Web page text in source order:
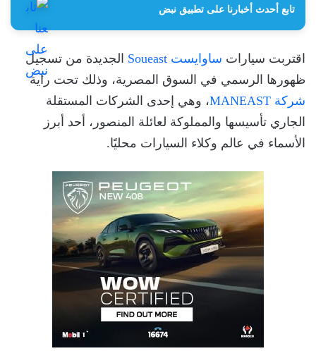
تابع أحدث أخبارنا على تطبيق نبض
اقتربت سيارات ساوايست Soueast
الجديدة من تسجيل
ظهورها الرسمي في السوق المصرية، وذلك تحت راية
شركة MANEAST
، وهي إحدى الشركات المستقلة
الجاري تأسيسها والمملوكة لعائلة المنصور، أحد أبرز
الأسماء في عالم وكلاء السيارات محليًا.